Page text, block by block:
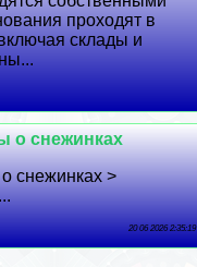
проходят в
склады и
о снежинках
снежинках >
20 06 2026 2:35:19